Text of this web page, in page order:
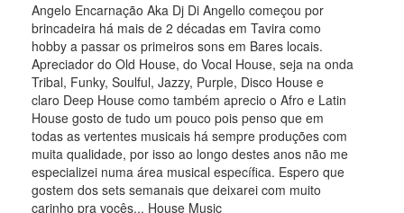
Angelo Encarnação Aka Dj Di Angello começou por
brincadeira há mais de 2 décadas em Tavira como
hobby a passar os primeiros sons em Bares locais.
Apreciador do Old House, do Vocal House, seja na onda
Tribal, Funky, Soulful, Jazzy, Purple, Disco House e
claro Deep House como também aprecio o Afro e Latin
House gosto de tudo um pouco pois penso que em
todas as vertentes musicais há sempre produções com
muita qualidade, por isso ao longo destes anos não me
especializei numa área musical específica. Espero que
gostem dos sets semanais que deixarei com muito
carinho pra vocês... House Music